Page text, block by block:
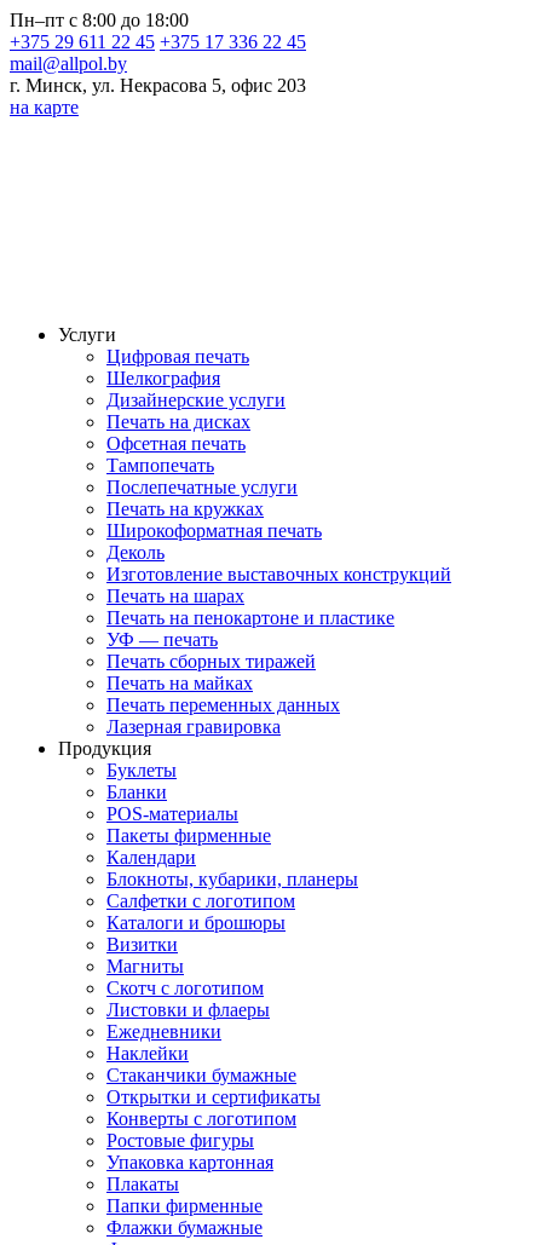
Пн–пт с 8:00 до 18:00
+375 29 611 22 45 +375 17 336 22 45
mail@allpol.by
г. Минск, ул. Некрасова 5, офис 203
на карте
Услуги
Цифровая печать
Шелкография
Дизайнерские услуги
Печать на дисках
Офсетная печать
Тампопечать
Послепечатные услуги
Печать на кружках
Широкоформатная печать
Деколь
Изготовление выставочных конструкций
Печать на шарах
Печать на пенокартоне и пластике
УФ — печать
Печать сборных тиражей
Печать на майках
Печать переменных данных
Лазерная гравировка
Продукция
Буклеты
Бланки
POS-материалы
Пакеты фирменные
Календари
Блокноты, кубарики, планеры
Салфетки с логотипом
Каталоги и брошюры
Визитки
Магниты
Скотч с логотипом
Листовки и флаеры
Ежедневники
Наклейки
Стаканчики бумажные
Открытки и сертификаты
Конверты с логотипом
Ростовые фигуры
Упаковка картонная
Плакаты
Папки фирменные
Флажки бумажные